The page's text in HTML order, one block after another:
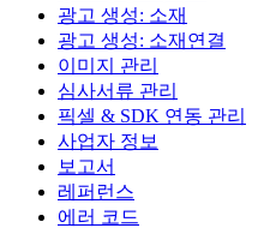
광고 생성: 소재
광고 생성: 소재연결
이미지 관리
심사서류 관리
픽셀 & SDK 연동 관리
사업자 정보
보고서
레퍼런스
에러 코드